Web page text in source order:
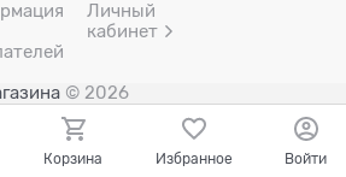
Личный
кабинет
© 2026
Корзина Избранное Войти